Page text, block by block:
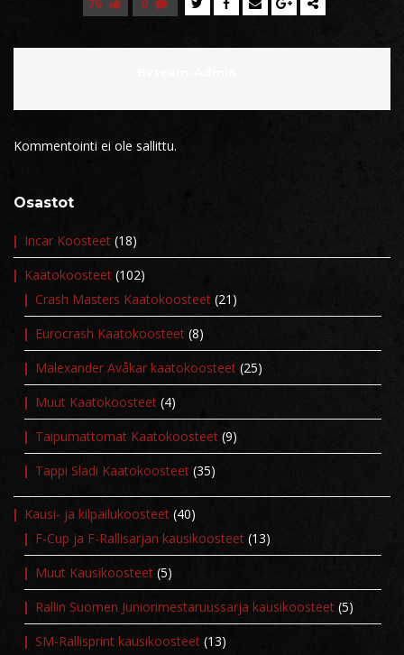
Kommentointi ei ole sallittu.
Osastot
Incar Koosteet (18)
Kaatokoosteet (102)
Crash Masters Kaatokoosteet (21)
Eurocrash Kaatokoosteet (8)
Malexander Avåkar kaatokoosteet (25)
Muut Kaatokoosteet (4)
Taipumattomat Kaatokoosteet (9)
Tappi Sladi Kaatokoosteet (35)
Kausi- ja kilpailukoosteet (40)
F-Cup ja F-Rallisarjan kausikoosteet (13)
Muut Kausikoosteet (5)
Rallin Suomen Juniorimestaruussarja kausikoosteet (5)
SM-Rallisprint kausikoosteet (13)